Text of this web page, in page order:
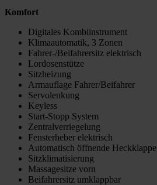
Komfort
Digitales Kombiinstrument
Klimaautomatik, 3 Zonen
Fahrer-/Beifahrersitz elektrisch
Lordosenstütze
Sitzheizung
Armauflage Fahrer/Beifahrer
Servolenkung
Keyless
Start-Stopp System
Zentralverriegelung
Fensterheber elektrisch
Automatisch öffnende Heckklappe
Sitzklimatisierung
Massagesitze vorn
Beifahrersitz umklappbar